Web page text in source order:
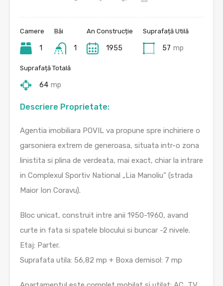
Camere
1
Băi
1
An Construcție
1955
Suprafață Utilă
57 mp
Suprafață Totală
64 mp
Descriere Proprietate:
Agentia imobiliara POVIL va propune spre inchiriere o
garsoniera extrem de generoasa, situata intr-o zona
linistita si plina de verdeata, mai exact, chiar la intrare
in Complexul Sportiv National „Lia Manoliu” (strada
Maior Ion Coravu).
Bloc unicat, construit intre anii 1950-1960, avand
curte in fata si spatele blocului si buncar -2 nivele.
Etaj: Parter.
Suprafata utila: 56,82 mp + Boxa demisol: 7 mp